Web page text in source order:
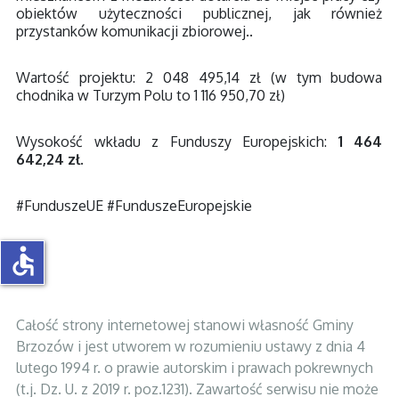
obiektów użyteczności publicznej, jak również
przystanków komunikacji zbiorowej..
Wartość projektu: 2 048 495,14 zł (w tym budowa
chodnika w Turzym Polu to 1 116 950,70 zł)
Wysokość wkładu z Funduszy Europejskich: 1 464
642,24 zł.
#FunduszeUE #FunduszeEuropejskie
Całość strony internetowej stanowi własność Gminy
Brzozów i jest utworem w rozumieniu ustawy z dnia 4
lutego 1994 r. o prawie autorskim i prawach pokrewnych
(t.j. Dz. U. z 2019 r. poz.1231). Zawartość serwisu nie może
accessible